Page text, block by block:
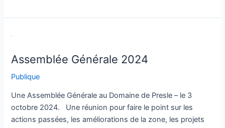
Assemblée Générale 2024
Publique
Une Assemblée Générale au Domaine de Presle – le 3
octobre 2024. Une réunion pour faire le point sur les
actions passées, les améliorations de la zone, les projets
Assemblée
2024